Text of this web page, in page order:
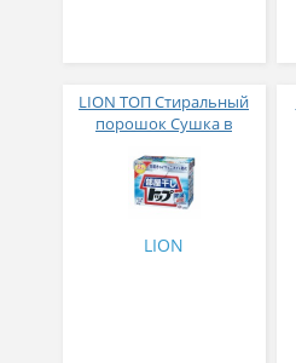
LION ТОП Стиральный
порошок Сушка в
гр
LION